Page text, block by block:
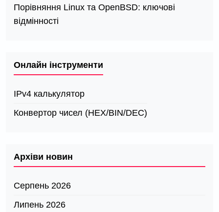
Порівняння Linux та OpenBSD: ключові
відмінності
Онлайн інструменти
IPv4 калькулятор
Конвертор чисел (HEX/BIN/DEC)
Архіви новин
Серпень 2026
Липень 2026